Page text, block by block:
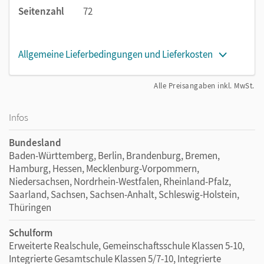
Seitenzahl
72
Allgemeine Lieferbedingungen und Lieferkosten
Alle Preisangaben inkl. MwSt.
Infos
Bundesland
Baden-Württemberg, Berlin, Brandenburg, Bremen,
Hamburg, Hessen, Mecklenburg-Vorpommern,
Niedersachsen, Nordrhein-Westfalen, Rheinland-Pfalz,
Saarland, Sachsen, Sachsen-Anhalt, Schleswig-Holstein,
Thüringen
Schulform
Erweiterte Realschule, Gemeinschaftsschule Klassen 5-10,
Integrierte Gesamtschule Klassen 5/7-10, Integrierte